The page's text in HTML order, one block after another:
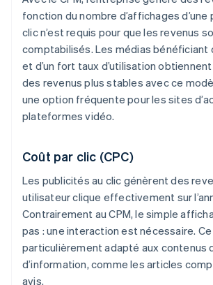
fonction du nombre d’affichages d’une
clic n’est requis pour que les revenus
comptabilisés. Les médias bénéficiant
et d’un fort taux d’utilisation
des revenus plus stables avec ce
une option fréquente pour les sites
plateformes vidéo.
Coût par clic (CPC)
Les publicités au clic génèrent des
utilisateur clique effectivement sur
Contrairement au CPM, le simple
pas : une interaction est nécessaire.
particulièrement adapté aux contenus
d’information, comme les articles
avis.